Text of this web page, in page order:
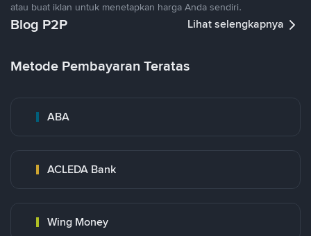
atau buat iklan untuk menetapkan harga Anda sendiri.
Blog P2P Lihat selengkapnya
Metode Pembayaran Teratas
ABA
ACLEDA Bank
Wing Money